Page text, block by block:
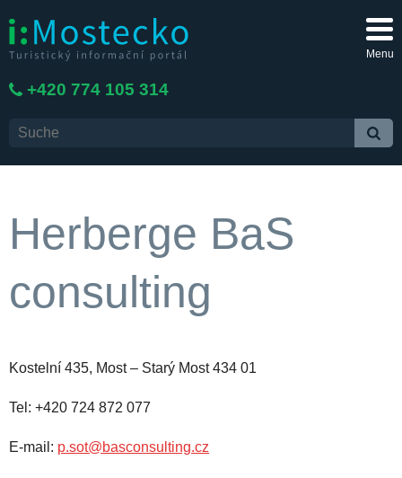
Menu
+420 774 105 314
Herberge BaS
consulting
Kostelní 435, Most – Starý Most 434 01
Tel: +420 724 872 077
E-mail: p.sot@basconsulting.cz